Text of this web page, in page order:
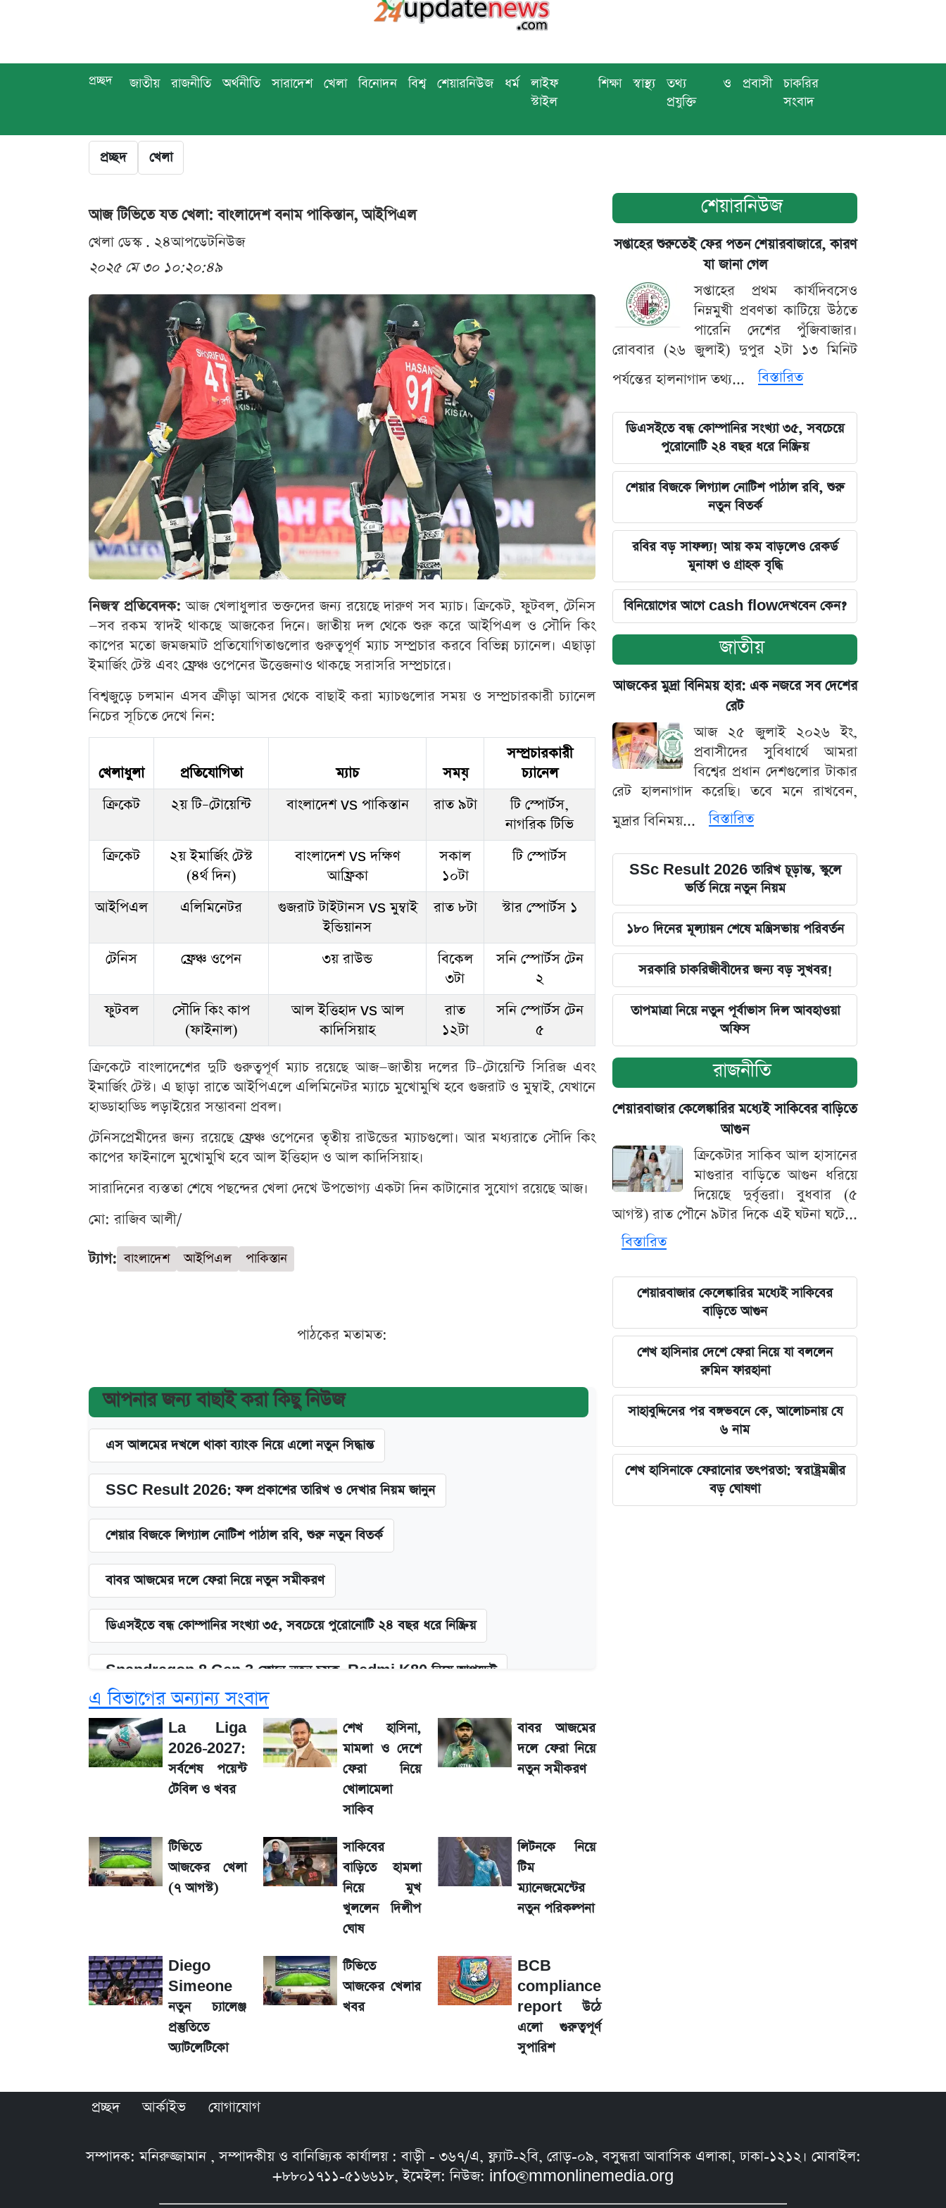
প্রচ্ছদ জাতীয় রাজনীতি অর্থনীতি সারাদেশ খেলা বিনোদন বিশ্ব শেয়ারনিউজ ধর্ম
লাইফ
স্টাইল
শিক্ষা স্বাস্থ্য
তথ্য ও
প্রযুক্তি
প্রবাসী
চাকরির
সংবাদ
প্রচ্ছদ খেলা
আজ টিভিতে যত খেলা: বাংলাদেশ বনাম পাকিস্তান, আইপিএল
খেলা ডেস্ক . ২৪আপডেটনিউজ
২০২৫ মে ৩০ ১০:২০:৪৯
নিজস্ব প্রতিবেদক: আজ খেলাধুলার ভক্তদের জন্য রয়েছে দারুণ সব ম্যাচ। ক্রিকেট, ফুটবল, টেনিস
—সব রকম স্বাদই থাকছে আজকের দিনে। জাতীয় দল থেকে শুরু করে আইপিএল ও সৌদি কিং
কাপের মতো জমজমাট প্রতিযোগিতাগুলোর গুরুত্বপূর্ণ ম্যাচ সম্প্রচার করবে বিভিন্ন চ্যানেল। এছাড়া
ইমার্জিং টেস্ট এবং ফ্রেঞ্চ ওপেনের উত্তেজনাও থাকছে সরাসরি সম্প্রচারে।
বিশ্বজুড়ে চলমান এসব ক্রীড়া আসর থেকে বাছাই করা ম্যাচগুলোর সময় ও সম্প্রচারকারী চ্যানেল
নিচের সূচিতে দেখে নিন:
খেলাধুলা প্রতিযোগিতা ম্যাচ সময়
সম্প্রচারকারী
চ্যানেল
ক্রিকেট
২য় টি–টোয়েন্টি বাংলাদেশ vs পাকিস্তান রাত ৯টা
টি স্পোর্টস,
নাগরিক টিভি
ক্রিকেট
২য় ইমার্জিং টেস্ট
(৪র্থ দিন)
বাংলাদেশ vs দক্ষিণ
আফ্রিকা
সকাল
১০টা
টি স্পোর্টস
আইপিএল এলিমিনেটর
গুজরাট টাইটানস vs মুম্বাই
ইন্ডিয়ানস
রাত ৮টা স্টার স্পোর্টস ১
টেনিস ফ্রেঞ্চ ওপেন ৩য় রাউন্ড
বিকেল
৩টা
সনি স্পোর্টস টেন
২
ফুটবল
সৌদি কিং কাপ
(ফাইনাল)
আল ইত্তিহাদ vs আল
কাদিসিয়াহ
রাত
১২টা
সনি স্পোর্টস টেন
৫
ক্রিকেটে বাংলাদেশের দুটি গুরুত্বপূর্ণ ম্যাচ রয়েছে আজ—জাতীয় দলের টি–টোয়েন্টি সিরিজ এবং
ইমার্জিং টেস্ট। এ ছাড়া রাতে আইপিএলে এলিমিনেটর ম্যাচে মুখোমুখি হবে গুজরাট ও মুম্বাই, যেখানে
হাড্ডাহাড্ডি লড়াইয়ের সম্ভাবনা প্রবল।
টেনিসপ্রেমীদের জন্য রয়েছে ফ্রেঞ্চ ওপেনের তৃতীয় রাউন্ডের ম্যাচগুলো। আর মধ্যরাতে সৌদি কিং
কাপের ফাইনালে মুখোমুখি হবে আল ইত্তিহাদ ও আল কাদিসিয়াহ।
সারাদিনের ব্যস্ততা শেষে পছন্দের খেলা দেখে উপভোগ্য একটা দিন কাটানোর সুযোগ রয়েছে আজ।
মো: রাজিব আলী/
ট্যাগ: বাংলাদেশ আইপিএল পাকিস্তান
পাঠকের মতামত:
আপনার জন্য বাছাই করা কিছু নিউজ
এস আলমের দখলে থাকা ব্যাংক নিয়ে এলো নতুন সিদ্ধান্ত
SSC Result 2026: ফল প্রকাশের তারিখ ও দেখার নিয়ম জানুন
শেয়ার বিজকে লিগ্যাল নোটিশ পাঠাল রবি, শুরু নতুন বিতর্ক
বাবর আজমের দলে ফেরা নিয়ে নতুন সমীকরণ
ডিএসইতে বন্ধ কোম্পানির সংখ্যা ৩৫, সবচেয়ে পুরোনোটি ২৪ বছর ধরে নিষ্ক্রিয়
Snapdragon 8 Gen 3 ফোনে নতুন চমক, Redmi K80 নিয়ে আপডেট
সাকিবের বাড়িতে হামলা নিয়ে মুখ খুললেন দিলীপ ঘোষ
জেনে নিন আজকের সোনা ও রুপার সর্বশেষ দাম
SSC Result 2026: যে ৩ উপায়ে জানা যাবে ফল
তাপমাত্রা নিয়ে নতুন পূর্বাভাস দিল আবহাওয়া অফিস
রবির বড় সাফল্য! আয় কম বাড়লেও রেকর্ড মুনাফা ও গ্রাহক বৃদ্ধি
টিভিতে আজকের খেলা (৭ আগস্ট)
এ বিভাগের অন্যান্য সংবাদ
La Liga
2026-2027:
সর্বশেষ পয়েন্ট
টেবিল ও খবর
শেখ হাসিনা,
মামলা ও দেশে
ফেরা নিয়ে
খোলামেলা
সাকিব
বাবর আজমের
দলে ফেরা নিয়ে
নতুন সমীকরণ
টিভিতে
আজকের খেলা
(৭ আগস্ট)
সাকিবের
বাড়িতে হামলা
নিয়ে মুখ
খুললেন দিলীপ
ঘোষ
লিটনকে নিয়ে
টিম
ম্যানেজমেন্টের
নতুন পরিকল্পনা
Diego
Simeone
নতুন চ্যালেঞ্জ
প্রস্তুতিতে
অ্যাটলেটিকো
টিভিতে
আজকের খেলার
খবর
BCB
compliance
report উঠে
এলো গুরুত্বপূর্ণ
সুপারিশ
শেয়ারনিউজ
সপ্তাহের শুরুতেই ফের পতন শেয়ারবাজারে, কারণ
যা জানা গেল
সপ্তাহের প্রথম কার্যদিবসেও
নিম্নমুখী প্রবণতা কাটিয়ে উঠতে
পারেনি দেশের পুঁজিবাজার।
রোববার (২৬ জুলাই) দুপুর ২টা ১৩ মিনিট
পর্যন্তের হালনাগাদ তথ্য...
বিস্তারিত
ডিএসইতে বন্ধ কোম্পানির সংখ্যা ৩৫, সবচেয়ে
পুরোনোটি ২৪ বছর ধরে নিষ্ক্রিয়
শেয়ার বিজকে লিগ্যাল নোটিশ পাঠাল রবি, শুরু
নতুন বিতর্ক
রবির বড় সাফল্য! আয় কম বাড়লেও রেকর্ড
মুনাফা ও গ্রাহক বৃদ্ধি
বিনিয়োগের আগে cash flowদেখবেন কেন?
জাতীয়
আজকের মুদ্রা বিনিময় হার: এক নজরে সব দেশের
রেট
আজ ২৫ জুলাই ২০২৬ ইং,
প্রবাসীদের সুবিধার্থে আমরা
বিশ্বের প্রধান দেশগুলোর টাকার
রেট হালনাগাদ করেছি। তবে মনে রাখবেন,
মুদ্রার বিনিময়...
বিস্তারিত
SSc Result 2026 তারিখ চূড়ান্ত, স্কুলে
ভর্তি নিয়ে নতুন নিয়ম
১৮০ দিনের মূল্যায়ন শেষে মন্ত্রিসভায় পরিবর্তন
সরকারি চাকরিজীবীদের জন্য বড় সুখবর!
তাপমাত্রা নিয়ে নতুন পূর্বাভাস দিল আবহাওয়া
অফিস
রাজনীতি
শেয়ারবাজার কেলেঙ্কারির মধ্যেই সাকিবের বাড়িতে
আগুন
ক্রিকেটার সাকিব আল হাসানের
মাগুরার বাড়িতে আগুন ধরিয়ে
দিয়েছে দুর্বৃত্তরা। বুধবার (৫
আগস্ট) রাত পৌনে ৯টার দিকে এই ঘটনা ঘটে...
বিস্তারিত
শেয়ারবাজার কেলেঙ্কারির মধ্যেই সাকিবের
বাড়িতে আগুন
শেখ হাসিনার দেশে ফেরা নিয়ে যা বললেন
রুমিন ফারহানা
সাহাবুদ্দিনের পর বঙ্গভবনে কে, আলোচনায় যে
৬ নাম
শেখ হাসিনাকে ফেরানোর তৎপরতা: স্বরাষ্ট্রমন্ত্রীর
বড় ঘোষণা
প্রচ্ছদ আর্কাইভ যোগাযোগ
সম্পাদক: মনিরুজ্জামান , সম্পাদকীয় ও বানিজ্যিক কার্যালয় : বাড়ী - ৩৬৭/এ, ফ্ল্যাট-২বি, রোড়-০৯, বসুন্ধরা আবাসিক এলাকা, ঢাকা-১২১২। মোবাইল:
+৮৮০১৭১১-৫১৬৬১৮, ইমেইল: নিউজ: info@mmonlinemedia.org